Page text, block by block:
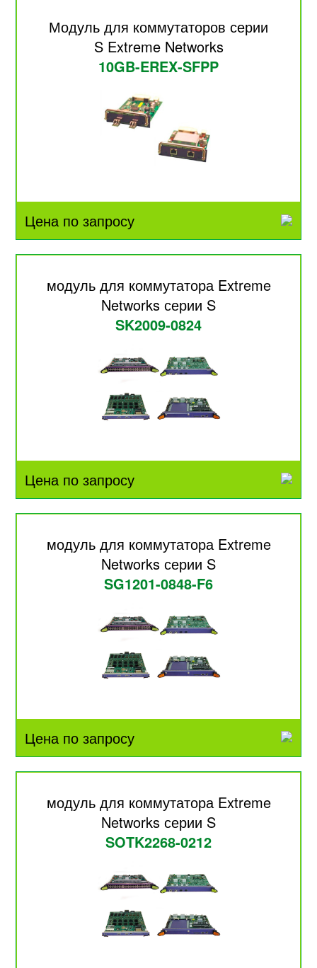
Модуль для коммутаторов серии
S Extreme Networks
10GB-EREX-SFPP
Цена по запросу
модуль для коммутатора Extreme
Networks серии S
SK2009-0824
Цена по запросу
модуль для коммутатора Extreme
Networks серии S
SG1201-0848-F6
Цена по запросу
модуль для коммутатора Extreme
Networks серии S
SOTK2268-0212